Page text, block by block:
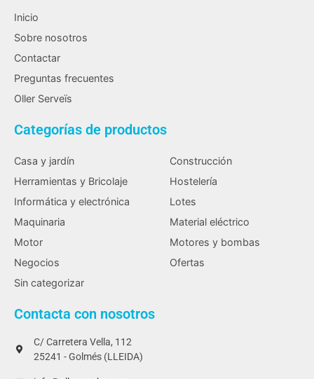
Inicio
Sobre nosotros
Contactar
Preguntas frecuentes
Oller Serveïs
Categorías de productos
Casa y jardín
Construcción
Herramientas y Bricolaje
Hostelería
Informática y electrónica
Lotes
Maquinaria
Material eléctrico
Motor
Motores y bombas
Negocios
Ofertas
Sin categorizar
Contacta con nosotros
C/ Carretera Vella, 112
25241 - Golmés (LLEIDA)